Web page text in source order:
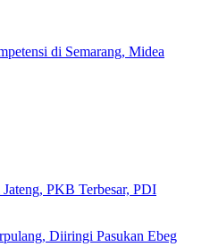
di Semarang, Midea
PKB Terbesar, PDI
Diiringi Pasukan Ebeg